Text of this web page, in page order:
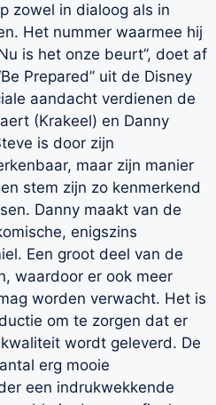
zowel in dialoog als in
Het nummer waarmee hij
is het onze beurt”, doet af
Prepared” uit de Disney
aandacht verdienen de
(Krakeel) en Danny
is door zijn
maar zijn manier
stem zijn zo kenmerkend
Danny maakt van de
enigszins
Een groot deel van de
waardoor er ook meer
worden verwacht. Het is
om te zorgen dat er
wordt geleverd. De
erg mooie
een indrukwekkende